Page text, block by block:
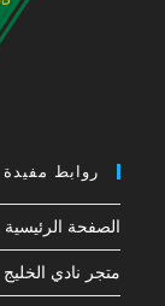
روابط مفيدة
الصفحة الرئيسية
متجر نادي الخليج